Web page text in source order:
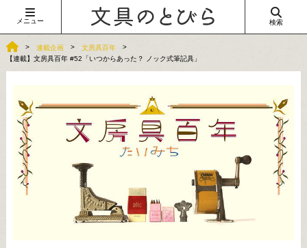
メニュー 検索
連載企画
文房具百年
【連載】文房具百年 #52「いつからあった？ ノック式筆記具」